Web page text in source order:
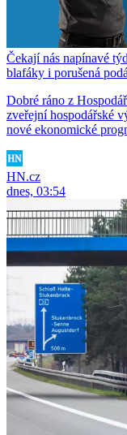
Čekají nás napínavé
blafáky i porušená
Dobré ráno z
zveřejní hospodářské
nové ekonomické
HN.cz
dnes, 03:54